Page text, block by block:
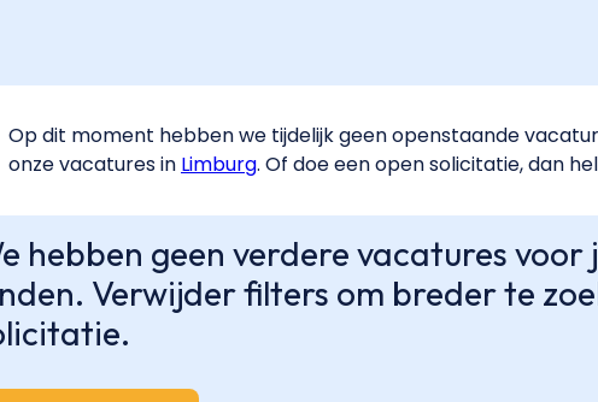
Op dit moment hebben we tijdelijk geen openstaande
onze vacatures in Limburg. Of doe een open solicitatie, dan
hebben geen verdere vacatures
Verwijder filters om breder te